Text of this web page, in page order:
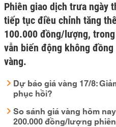
Phiên giao dịch trưa ngày
tiếp tục điều chỉnh tăng
100.000 đồng/lượng,
vẫn biến động không
vàng.
Dự báo giá vàng 17/8:
phục hồi?
So sánh giá vàng hôm
200.000 đồng/lượng